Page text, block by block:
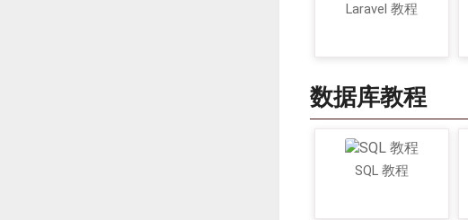
Laravel 教程
数据库教程
SQL 教程